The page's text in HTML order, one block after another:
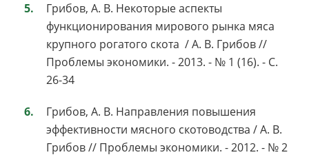
Грибов, А. В. Некоторые аспекты
функционирования мирового рынка мяса
крупного рогатого скота / А. В. Грибов //
Проблемы экономики. - 2013. - № 1 (16). - С.
26-34
Грибов, А. В. Направления повышения
эффективности мясного скотоводства / А. В.
Грибов // Проблемы экономики. - 2012. - № 2